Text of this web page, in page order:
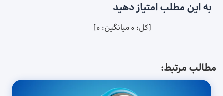
به این مطلب امتیاز دهید
[کل: 0میانگین: 0
]
مطالب مرتبط: